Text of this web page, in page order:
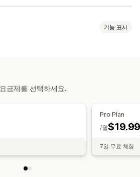
기능 표시
금제를 선택하세요.
Pro Plan
/월
7일 무료 체험